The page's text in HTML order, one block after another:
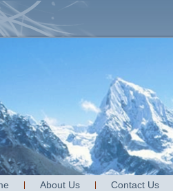
About Us Contact Us